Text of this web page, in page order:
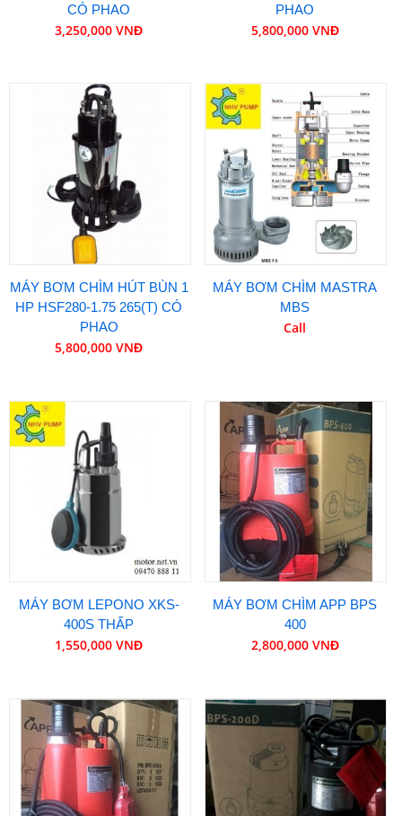
CÓ PHAO
3,250,000 VNĐ
PHAO
5,800,000 VNĐ
MÁY BƠM CHÌM HÚT BÙN 1
HP HSF280-1.75 265(T) CÓ
PHAO
5,800,000 VNĐ
MÁY BƠM CHÌM MASTRA
MBS
Call
MÁY BƠM LEPONO XKS-
400S THẤP
1,550,000 VNĐ
MÁY BƠM CHÌM APP BPS
400
2,800,000 VNĐ